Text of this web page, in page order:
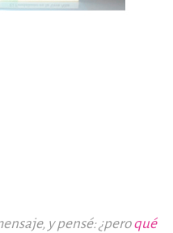
y pensé: ¿peroqué